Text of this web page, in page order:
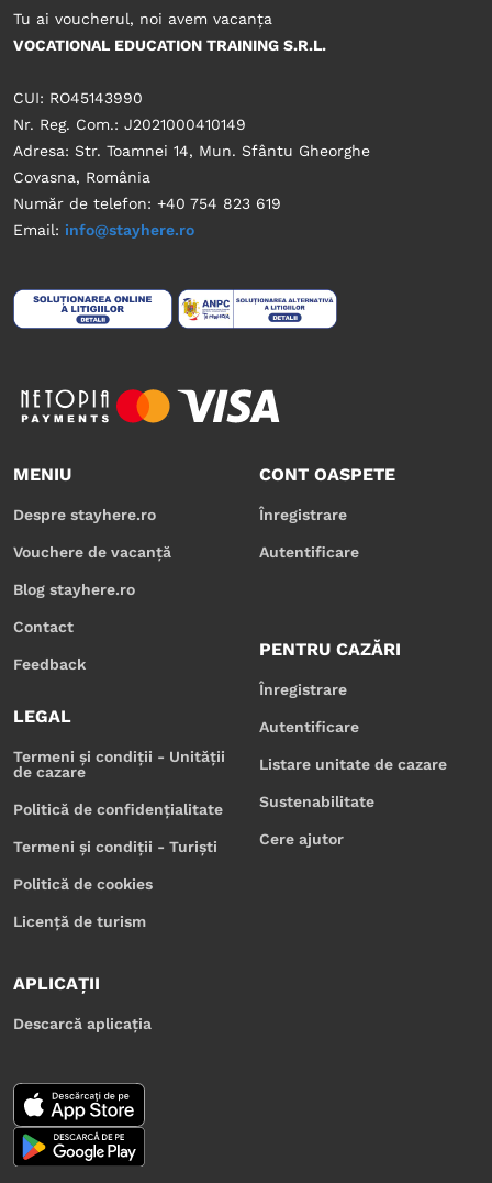
Tu ai voucherul, noi avem vacanța
VOCATIONAL EDUCATION TRAINING S.R.L.
CUI: RO45143990
Nr. Reg. Com.: J2021000410149
Adresa: Str. Toamnei 14, Mun. Sfântu Gheorghe
Covasna, România
Număr de telefon: +40 754 823 619
Email: info@stayhere.ro
MENIU
Despre stayhere.ro
Vouchere de vacanță
Blog stayhere.ro
Contact
Feedback
LEGAL
Termeni și condiții - Unității
de cazare
Politică de confidențialitate
Termeni și condiții - Turiști
Politică de cookies
Licență de turism
CONT OASPETE
Înregistrare
Autentificare
PENTRU CAZĂRI
Înregistrare
Autentificare
Listare unitate de cazare
Sustenabilitate
Cere ajutor
APLICAȚII
Descarcă aplicația